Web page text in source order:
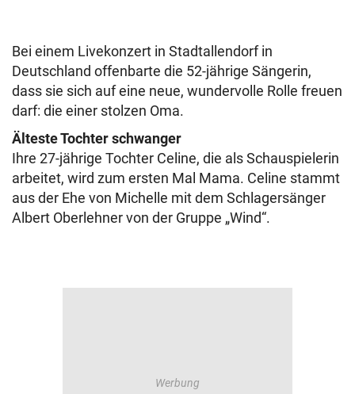
Bei einem Livekonzert in Stadtallendorf in
Deutschland offenbarte die 52-jährige Sängerin,
dass sie sich auf eine neue, wundervolle Rolle freuen
darf: die einer stolzen Oma.
Älteste Tochter schwanger
Ihre 27-jährige Tochter Celine, die als Schauspielerin
arbeitet, wird zum ersten Mal Mama. Celine stammt
aus der Ehe von Michelle mit dem Schlagersänger
Albert Oberlehner von der Gruppe „Wind“.